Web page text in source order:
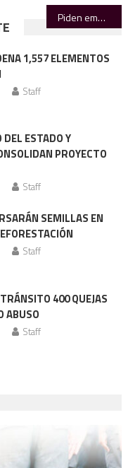
Piden empresarios socializar proyecto del BRT antes de iniciar obras en el sur de Tamaulipas
1,557 ELEMENTOS
Staff
DEL ESTADO Y
PROYECTO
Staff
SEMILLAS EN
Staff
400 QUEJAS
ABUSO
Staff